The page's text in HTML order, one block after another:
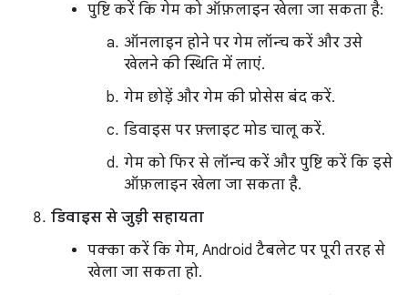
पुष्टि करें कि गेम को ऑफ़लाइन खेला जा सकता है:
ऑनलाइन होने पर गेम लॉन्च करें और उसे
खेलने की स्थिति में लाएं.
गेम छोड़ें और गेम की प्रोसेस बंद करें.
डिवाइस पर फ़्लाइट मोड चालू करें.
गेम को फिर से लॉन्च करें और पुष्टि करें कि इसे
ऑफ़लाइन खेला जा सकता है.
डिवाइस से जुड़ी सहायता
पक्का करें कि गेम, Android टैबलेट पर पूरी तरह से
खेला जा सकता हो.